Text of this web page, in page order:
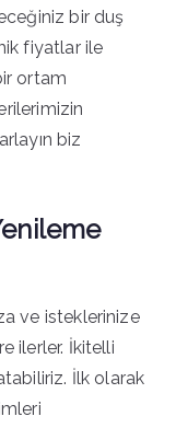
bir duş
fiyatlar ile
ortam
biz
ve isteklerinize
ilerler. İkitelli
İlk olarak